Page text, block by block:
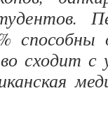
способны
сходит